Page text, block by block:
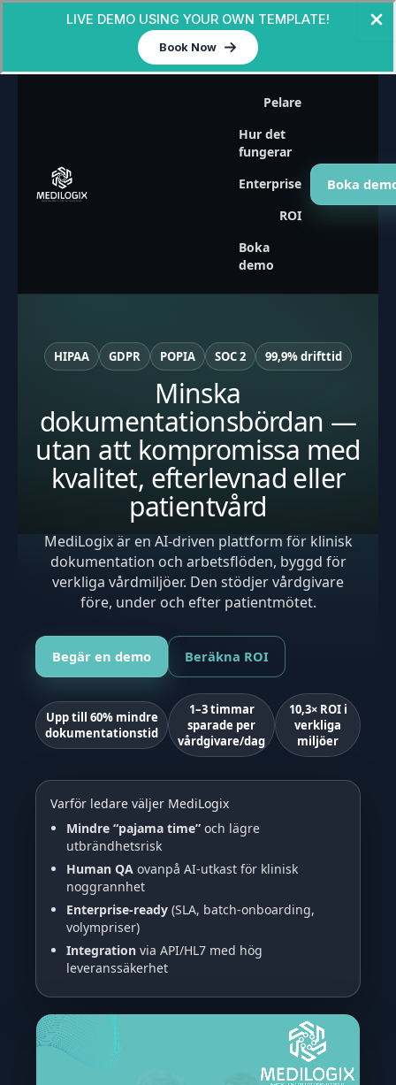
LIVE DEMO USING YOUR OWN TEMPLATE!
Book Now
Pelare
Hur det
fungerar
Enterprise
ROI
Boka
demo
Boka
HIPAA GDPR POPIA SOC 2 99,9% drifttid
Minska
dokumentationsbördan —
utan att kompromissa med
kvalitet, efterlevnad eller
patientvård
MediLogix är en AI-driven plattform för klinisk
dokumentation och arbetsflöden, byggd för
verkliga vårdmiljöer. Den stödjer vårdgivare
före, under och efter patientmötet.
Begär en demo Beräkna ROI
Upp till 60% mindre
dokumentationstid
1–3 timmar
sparade per
vårdgivare/dag
10,3× ROI i
verkliga
miljöer
Varför ledare väljer MediLogix
Mindre “pajama time” och lägre
utbrändhetsrisk
Human QA ovanpå AI-utkast för klinisk
noggrannhet
Enterprise-ready (SLA, batch-onboarding,
volympriser)
Integration via API/HL7 med hög
leveranssäkerhet